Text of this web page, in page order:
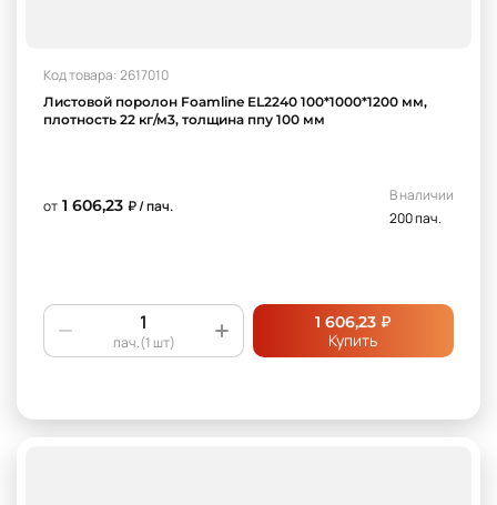
Код товара: 2617010
Листовой поролон Foamline EL2240 100*1000*1200 мм,
плотность 22 кг/м3, толщина ппу 100 мм
от 1 606,23 ₽ / пач.
В наличии
200 пач.
пач.(1 шт)
1 606,23 ₽
Купить